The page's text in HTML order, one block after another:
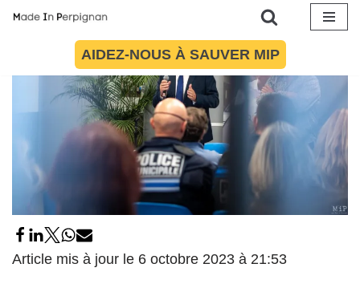
AIDEZ-NOUS À SAUVER MIP
Article mis à jour le 6 octobre 2023 à 21:53